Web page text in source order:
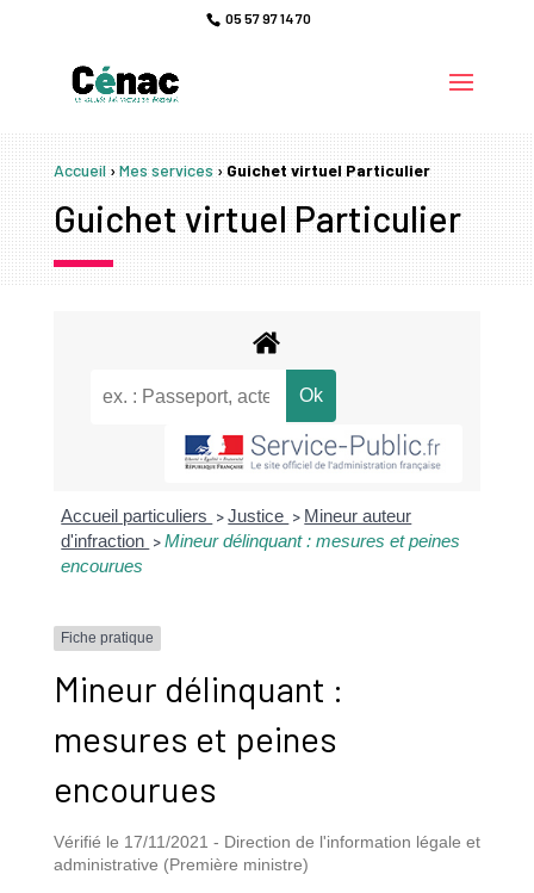
05 57 97 14 70
Accueil›Mes services›Guichet virtuel Particulier
Guichet virtuel Particulier
Accueil particuliers > Justice > Mineur auteur
d'infraction > Mineur délinquant : mesures et peines
encourues
Fiche pratique
Mineur délinquant :
mesures et peines
encourues
Vérifié le 17/11/2021 - Direction de l'information légale et
administrative (Première ministre)